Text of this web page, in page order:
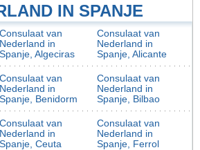
IN SPANJE
Consulaat van
Nederland in
Spanje, Algeciras
Consulaat van
Nederland in
Spanje, Alicante
Consulaat van
Nederland in
Spanje, Benidorm
Consulaat van
Nederland in
Spanje, Bilbao
Consulaat van
Nederland in
Spanje, Ceuta
Consulaat van
Nederland in
Spanje, Ferrol